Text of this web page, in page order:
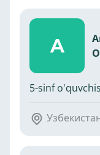
A
5-sinf